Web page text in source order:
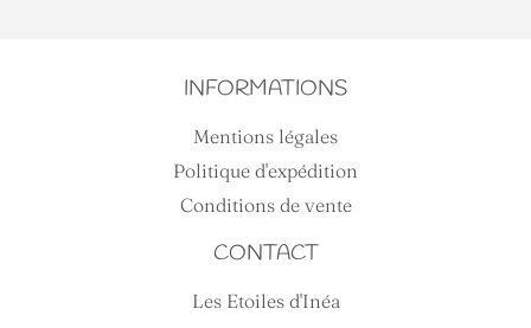
INFORMATIONS
Mentions légales
Politique d'expédition
Conditions de vente
CONTACT
Les Etoiles d'Inéa